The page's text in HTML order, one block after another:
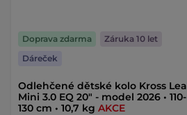
Odlehčené dětské kolo Kross Lea
Mini 3.0 EQ 20" - model 2026 • 110-
130 cm • 10,7 kg AKCE
Doprava zdarma
Záruka 10 let
Dáreček